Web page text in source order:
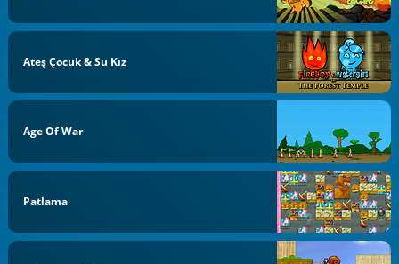
Ateş Çocuk & Su Kız
Age Of War
Patlama